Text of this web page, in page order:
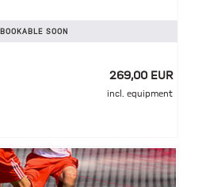
BOOKABLE SOON
269,00 EUR
incl. equipment